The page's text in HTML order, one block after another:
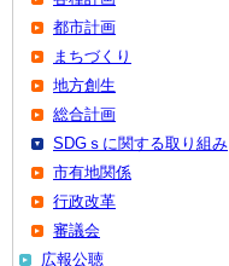
都市計画
まちづくり
地方創生
総合計画
SDGｓに関する取り組み
市有地関係
行政改革
審議会
広報公聴